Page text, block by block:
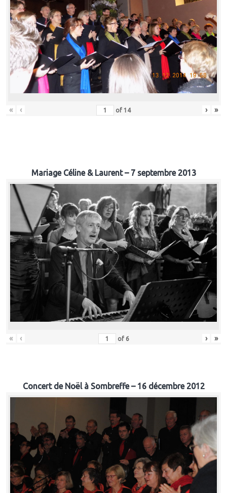
« ‹ of 14 › »
Mariage Céline & Laurent – 7 septembre 2013
« ‹ of 6 › »
Concert de Noël à Sombreffe – 16 décembre 2012